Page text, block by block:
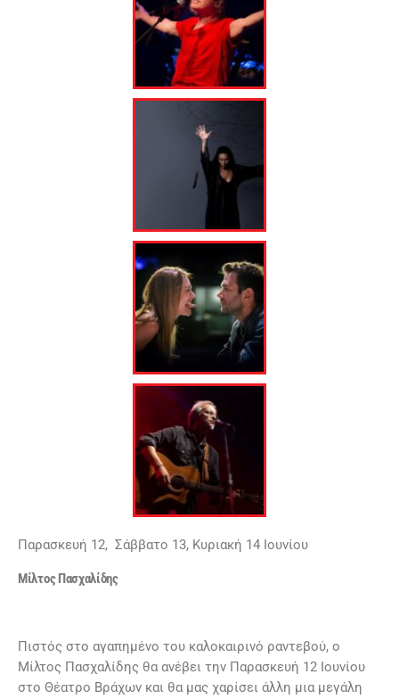
Παρασκευή 12, Σάββατο 13, Κυριακή 14 Ιουνίου
Μίλτος Πασχαλίδης
Πιστός στο αγαπημένο του καλοκαιρινό ραντεβού, ο
Μίλτος Πασχαλίδης θα ανέβει την Παρασκευή 12 Ιουνίου
στο Θέατρο Βράχων και θα μας χαρίσει άλλη μια μεγάλη